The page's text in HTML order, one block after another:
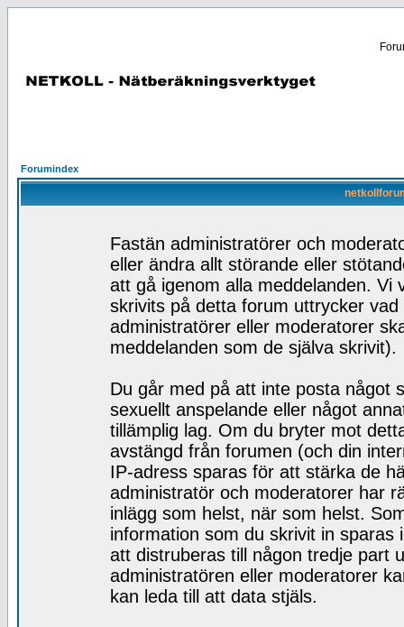
Forumindex
Fastän administratörer och
eller ändra allt störande eller
att gå igenom alla meddelanden. Vi
skrivits på detta forum uttrycker
administratörer eller moderatorer
meddelanden som de själva skrivit).
Du går med på att inte posta något
sexuellt anspelande eller något
tillämplig lag. Om du bryter mot
avstängd från forumen (och din
IP-adress sparas för att stärka de
administratör och moderatorer har
inlägg som helst, när som helst.
information som du skrivit in
att distruberas till någon tredje part
administratören eller moderatorer
kan leda till att data stjäls.